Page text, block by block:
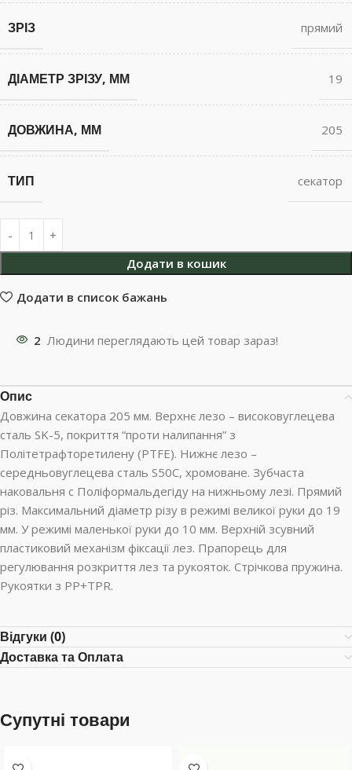
ЗРІЗ прямий
ДІАМЕТР ЗРІЗУ, ММ 19
ДОВЖИНА, ММ 205
ТИП секатор
Додати в кошик
Додати в список бажань
2 Людини переглядають цей товар зараз!
Опис
Довжина секатора 205 мм. Верхнє лезо – високовуглецева
сталь SK-5, покриття “проти налипання” з
Політетрафторетилену (PTFE). Нижнє лезо –
середньовуглецева сталь S50C, хромоване. Зубчаста
наковальня с Поліформальдегіду на нижньому лезі. Прямий
різ. Максимальний діаметр різу в режимі великої руки до 19
мм. У режимі маленької руки до 10 мм. Верхній зсувний
пластиковий механізм фіксації лез. Прапорець для
регулювання розкриття лез та рукояток. Стрічкова пружина.
Рукоятки з PP+TPR.
Відгуки (0)
Доставка та Оплата
Супутні товари